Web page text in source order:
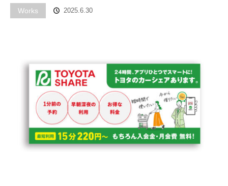
Works 2025.6.30